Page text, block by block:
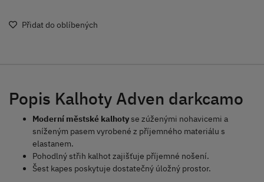
Přidat do oblíbených
Popis Kalhoty Adven darkcamo
Moderní městské kalhoty se zúženými nohavicemi a
sníženým pasem vyrobené z příjemného materiálu s
elastanem.
Pohodlný střih kalhot zajišťuje příjemné nošení.
Šest kapes poskytuje dostatečný úložný prostor.